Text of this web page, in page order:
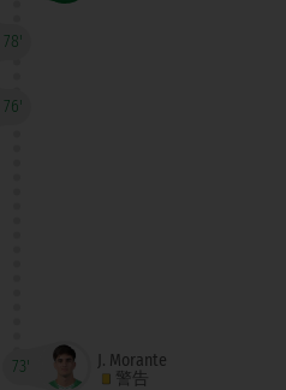
78'
76'
73'
J. Morante
警告